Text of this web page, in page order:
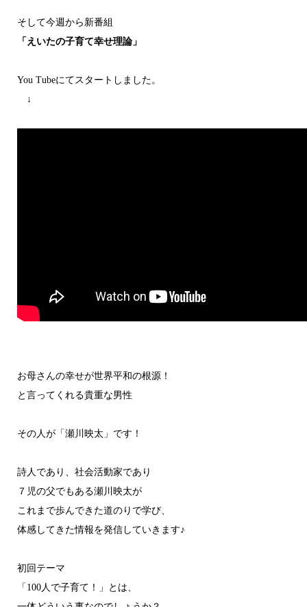
そして今週から新番組
「えいたの子育て幸せ理論」
You Tubeにてスタートしました。
↓
お母さんの幸せが世界平和の根源！
と言ってくれる貴重な男性
その人が「瀬川映太」です！
詩人であり、社会活動家であり
７児の父でもある瀬川映太が
これまで歩んできた道のりで学び、
体感してきた情報を発信していきます♪
初回テーマ
「100人で子育て！」とは、